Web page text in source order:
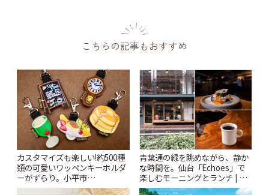
こちらの記事もおすすめ
カスタマイズも楽しい!約500種
類の可愛いワッペンキーホルダ
ーがずらり。小平市
「Kimamaya T&K」 | ことりっ
青葉通の緑を眺めながら、静か
な時間を。仙台「Echoes」で
楽しむモーニングとランチ | こ
とりっぷ